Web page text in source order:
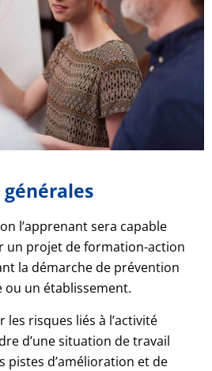
l’apprenant sera capable
un projet de formation-action
la démarche de prévention
un établissement.
les risques liés à l’activité
d’une situation de travail
pistes d’amélioration et de